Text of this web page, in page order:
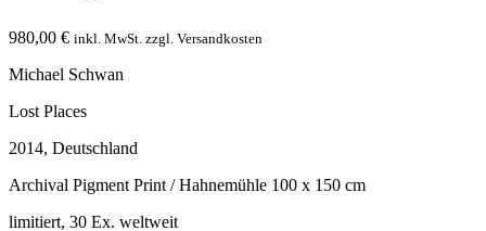
980,00 € inkl. MwSt. zzgl. Versandkosten
Michael Schwan
Lost Places
2014, Deutschland
Archival Pigment Print / Hahnemühle 100 x 150 cm
limitiert, 30 Ex. weltweit